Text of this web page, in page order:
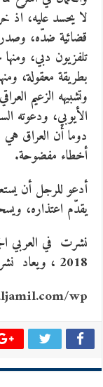
لا يحسد عليه، اذ
قضائية ضدّه، وصدر
تلفزيون دبي،
بطريقة معقولة،
وتشبيهه الزعيم
الأيوبي، ودعوته
دوما أن العراق
أخطاء مفضوحة.
أدعو للرجل أن
يقدّم اعتذاره،
2018 ، ويعاد نشرها على موقع الدكتور سيّار الجميل
wp